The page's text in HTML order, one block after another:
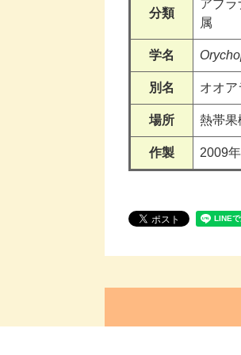
分類
アブ
属
学名
別名 オオア
場所 熱帯果
作製 2009